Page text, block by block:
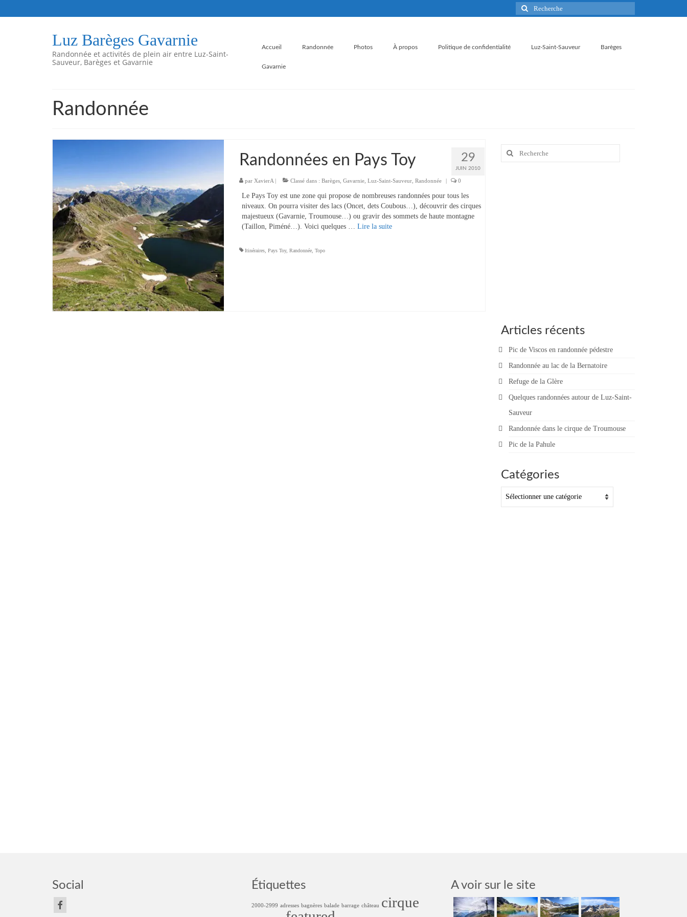
Rechercher
:
Luz Barèges Gavarnie
Randonnée et activités de plein air entre Luz-Saint-
Sauveur, Barèges et Gavarnie
Accueil Randonnée Photos À propos Politique de confidentialité Luz-Saint-Sauveur Barèges
Gavarnie
Randonnée
29
JUIN 2010
Randonnées en Pays Toy
par XavierA| Classé dans : Barèges, Gavarnie, Luz-Saint-Sauveur, Randonnée | 0
Le Pays Toy est une zone qui propose de nombreuses randonnées pour tous les
niveaux. On pourra visiter des lacs (Oncet, dets Coubous…), découvrir des cirques
majestueux (Gavarnie, Troumouse…) ou gravir des sommets de haute montagne
(Taillon, Piméné…). Voici quelques … Lire la suite­­
Itinéraires, Pays Toy, Randonnée, Topo
Rechercher
Articles récents
Pic de Viscos en randonnée pédestre
Randonnée au lac de la Bernatoire
Refuge de la Glère
Quelques randonnées autour de Luz-Saint-
Sauveur
Randonnée dans le cirque de Troumouse
Pic de la Pahule
Catégories
Social Étiquettes
2000-2999 adresses bagnères balade barrage château cirque
A voir sur le site